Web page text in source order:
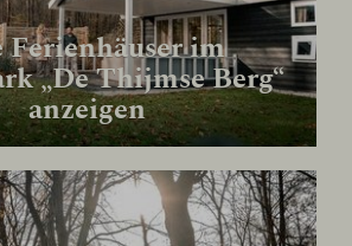
im
„De Thijmse Berg“
anzeigen